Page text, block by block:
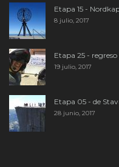
Etapa 15 -
8 julio, 2017
Etapa 25 - regreso
19 julio, 2017
Etapa 05 - de
28 junio, 2017